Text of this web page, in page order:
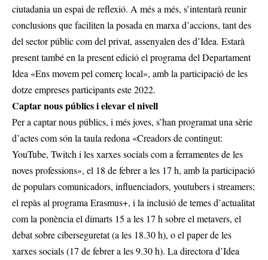
ciutadania un espai de reflexió. A més a més, s’intentarà reunir
conclusions que faciliten la posada en marxa d’accions, tant des
del sector públic com del privat, assenyalen des d’Idea. Estarà
present també en la present edició el programa del Departament
Idea «Ens movem pel comerç local», amb la participació de les
dotze empreses participants este 2022.
Captar nous públics i elevar el nivell
Per a captar nous públics, i més joves, s’han programat una sèrie
d’actes com són la taula redona «Creadors de contingut:
YouTube, Twitch i les xarxes socials com a ferramentes de les
noves professions», el 18 de febrer a les 17 h, amb la participació
de populars comunicadors, influenciadors, youtubers i streamers;
el repàs al programa Erasmus+, i la inclusió de temes d’actualitat
com la ponència el dimarts 15 a les 17 h sobre el metavers, el
debat sobre ciberseguretat (a les 18.30 h), o el paper de les
xarxes socials (17 de febrer a les 9.30 h). La directora d’Idea